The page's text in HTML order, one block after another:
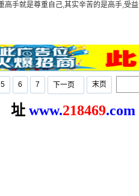
高手就是尊重自己,其实辛苦的是高手,受
5 6 7 下一页 末页
址 www.218469.com